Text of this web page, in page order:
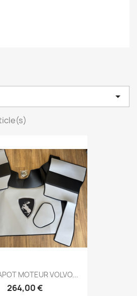

MOTEUR VOLVO...
264,00 €